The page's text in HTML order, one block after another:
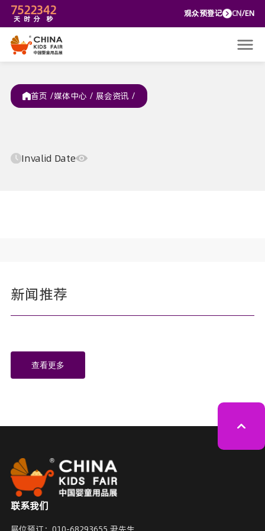
75
天
2
时
23
分
42 观众预
首页 /媒体中心 / 展会资讯 /
Invalid Date
新闻推荐
查看更多
联系我们